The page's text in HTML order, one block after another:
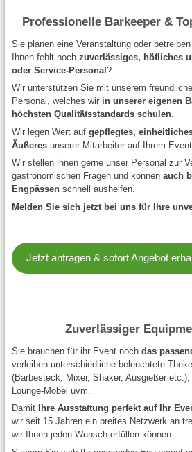
Professionelle Barkeeper &
Sie planen eine Veranstaltung oder
Ihnen fehlt noch zuverlässiges, höfliches
oder Service-Personal?
Wir unterstützen Sie mit unserem
Personal, welches wirin unserer eigenen
höchsten Qualitätsstandards schulen.
Wir legen Wert auf gepflegtes,
Äußeresunserer Mitarbeiter auf Ihrem Event.
Wir stellen ihnen gerne unser Personal zur
gastronomischen Fragen und können auch
Engpässen schnell aushelfen.
Melden Sie sich jetzt bei uns für Ihre
Jetzt anfragen & sofort Angebot
Zuverlässiger
Sie brauchen für ihr Event noch das
verleihen unterschiedliche beleuchtete
(Barbesteck, Mixer, Shaker, Ausgießer etc.),
Lounge-Möbel uvm.
Damit
Ihre Ausstattung perfekt auf Ihr
wir seit 15 Jahren ein breites Netzwerk an
wir Ihnen jeden Wunsch erfüllen können